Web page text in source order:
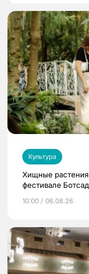
Культура
Хищные
фестивале
10:00 / 06.08.26